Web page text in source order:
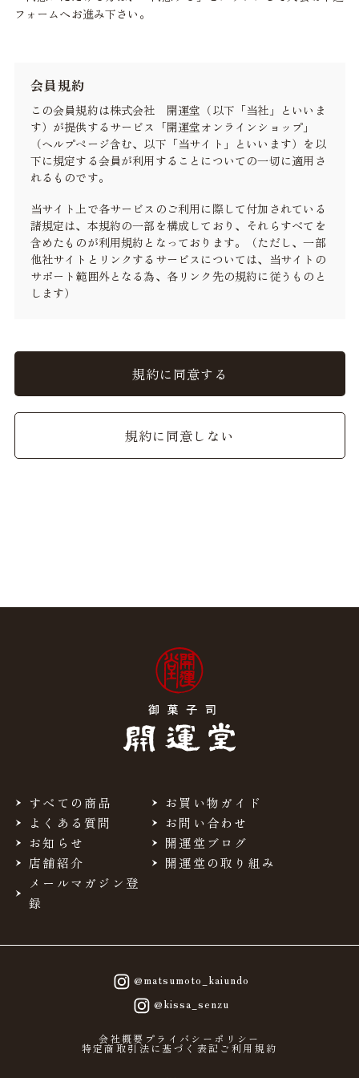
フォームへお進み下さい。
会員規約
この会員規約は株式会社 開運堂（以下「当社」といいま
す）が提供するサービス「開運堂オンラインショップ」
（ヘルプページ含む、以下「当サイト」といいます）を以
下に規定する会員が利用することについての一切に適用さ
れるものです。
当サイト上で各サービスのご利用に際して付加されている
諸規定は、本規約の一部を構成しており、それらすべてを
含めたものが利用規約となっております。（ただし、一部
他社サイトとリンクするサービスについては、当サイトの
サポート範囲外となる為、各リンク先の規約に従うものと
します）
1. 当社は、会員の了承を得ることなく本規約を随時変更す
ることができるものとし、会員はこれを承諾します。
2. 前項の変更については、当サイト上に1ヵ月間表示した
時点で、全ての会員が了承したものとみなします。
会員のみなさまへの通知
す。
※ログインには、会員登録時に入力したメールアドレスお
よびパスワードが必要になります。
会員のみなさまから提供された個人情報
当サイトを利用するにあたって、会員の住所、電話番号、
購入履歴などの大切な個人情報がネットサーバ上に登録さ
れますが、当社はその個人情報を適切かつ確実に管理する
※チャートなど一個人が特定できない範囲で集計する場合
があります。
お客様からの会員登録を承認しない場合
会員登録の申し込みを当社が受けた際、架空の人物を登録
した場合や、本人以外の第三者の会員登録をした場合、過
適当と判断した時は、その会員登録を承認しない場合があ
また一度承認した会員であっても前述のいずれかであるこ
とが判明した場合は、ただちに承認を取り消させていただ
個人利用以外に転用、商用することを禁止しま
規約に同意しない
規約に同意する
すべての商品
お買い物ガイド
よくある質問
お問い合わせ
お知らせ
開運堂ブログ
店舗紹介
開運堂の取り組み
メールマガジン登
録
@matsumoto_kaiundo
@kissa_senzu
会社概要 プライバシーポリシー
特定商取引法に基づく表記 ご利用規約